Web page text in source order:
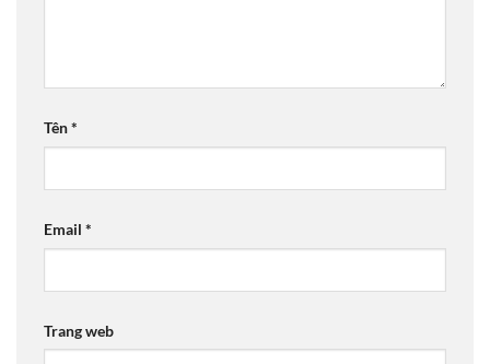
Tên*
Email *
Trang web